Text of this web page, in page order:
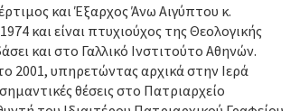
και Έξαρχος Άνω Αιγύπτου κ.
και είναι πτυχιούχος της Θεολογικής
και στο Γαλλικό Ινστιτούτο Αθηνών.
2001, υπηρετώντας αρχικά στην Ιερά
θέσεις στο Πατριαρχείο